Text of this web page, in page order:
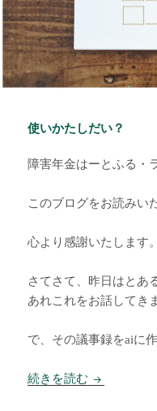
使いかたしだい？
障害年金はーとふる・
このブログをお読みい
心より感謝いたします。
さてさて、昨日はとあ
あれこれをお話してき
で、その議事録をaiに
続きを読む 使いかたし